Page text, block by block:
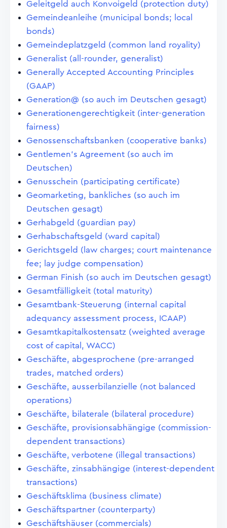
Geleitgeld auch Konvoigeld (protection duty)
Gemeindeanleihe (municipal bonds; local
bonds)
Gemeindeplatzgeld (common land royality)
Generalist (all-rounder, generalist)
Generally Accepted Accounting Principles
(GAAP)
Generation@ (so auch im Deutschen gesagt)
Generationengerechtigkeit (inter-generation
fairness)
Genossenschaftsbanken (cooperative banks)
Gentlemen's Agreement (so auch im
Deutschen)
Genusschein (participating certificate)
Geomarketing, bankliches (so auch im
Deutschen gesagt)
Gerhabgeld (guardian pay)
Gerhabschaftsgeld (ward capital)
Gerichtsgeld (law charges; court maintenance
fee; lay judge compensation)
German Finish (so auch im Deutschen gesagt)
Gesamtfälligkeit (total maturity)
Gesamtbank-Steuerung (internal capital
adequancy assessment process, ICAAP)
Gesamtkapitalkostensatz (weighted average
cost of capital, WACC)
Geschäfte, abgesprochene (pre-arranged
trades, matched orders)
Geschäfte, ausserbilanzielle (not balanced
operations)
Geschäfte, bilaterale (bilateral procedure)
Geschäfte, provisionsabhängige (commission-
dependent transactions)
Geschäfte, verbotene (illegal transactions)
Geschäfte, zinsabhängige (interest-dependent
transactions)
Geschäftsklima (business climate)
Geschäftspartner (counterparty)
Geschäftshäuser (commercials)